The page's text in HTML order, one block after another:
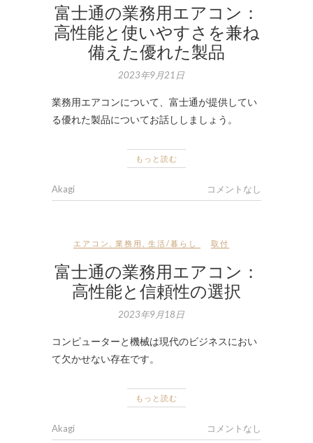
富士通の業務用エアコン：
高性能と使いやすさを兼ね
備えた優れた製品
2023年9月21日
業務用エアコンについて、富士通が提供してい
る優れた製品についてお話ししましょう。
もっと読む
Akagi コメントなし
エアコン 業務用 生活/暮らし 取付
富士通の業務用エアコン：
高性能と信頼性の選択
2023年9月18日
コンピューターと機械は現代のビジネスにおい
て欠かせない存在です。
もっと読む
Akagi コメントなし